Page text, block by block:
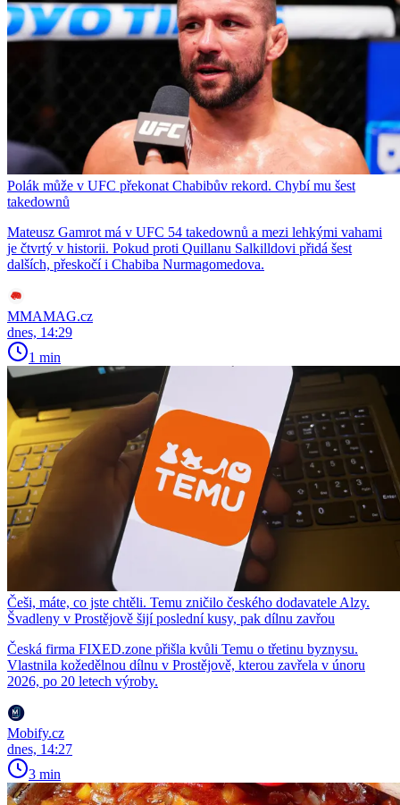
Polák může v UFC překonat Chabibův rekord. Chybí mu šest
takedownů
Mateusz Gamrot má v UFC 54 takedownů a mezi lehkými vahami
je čtvrtý v historii. Pokud proti Quillanu Salkilldovi přidá šest
dalších, přeskočí i Chabiba Nurmagomedova.
MMAMAG.cz
dnes, 14:29
1 min
Češi, máte, co jste chtěli. Temu zničilo českého dodavatele Alzy.
Švadleny v Prostějově šijí poslední kusy, pak dílnu zavřou
Česká firma FIXED.zone přišla kvůli Temu o třetinu byznysu.
Vlastnila kožedělnou dílnu v Prostějově, kterou zavřela v únoru
2026, po 20 letech výroby.
Mobify.cz
dnes, 14:27
3 min